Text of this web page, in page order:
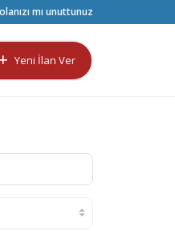
mı unuttunuz
Yeni İlan Ver